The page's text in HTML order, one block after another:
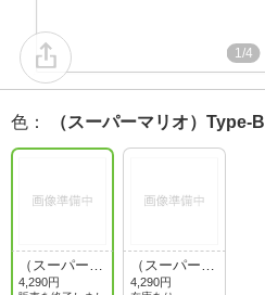
1/4
色 ： （スーパーマリオ）Type-B
（スーパーマ
リオ）Type-B
4,290円
（スーパーマ
リオ）Type-C
4,290円